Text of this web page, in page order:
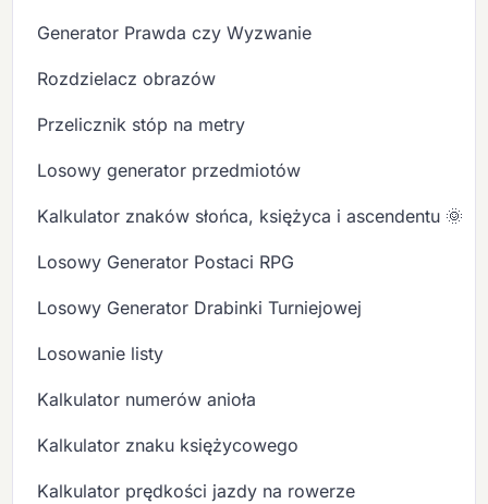
Generator Prawda czy Wyzwanie
Rozdzielacz obrazów
Przelicznik stóp na metry
Losowy generator przedmiotów
Kalkulator znaków słońca, księżyca i ascendentu
Losowy Generator Postaci RPG
Losowy Generator Drabinki Turniejowej
Losowanie listy
Kalkulator numerów anioła
Kalkulator znaku księżycowego
Kalkulator prędkości jazdy na rowerze